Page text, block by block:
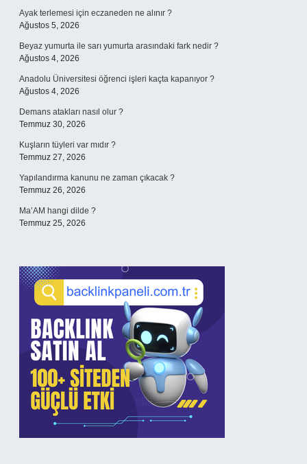
Ayak terlemesi için eczaneden ne alınır ?
Ağustos 5, 2026
Beyaz yumurta ile sarı yumurta arasındaki fark nedir ?
Ağustos 4, 2026
Anadolu Üniversitesi öğrenci işleri kaçta kapanıyor ?
Ağustos 4, 2026
Demans atakları nasıl olur ?
Temmuz 30, 2026
Kuşların tüyleri var mıdır ?
Temmuz 27, 2026
Yapılandırma kanunu ne zaman çıkacak ?
Temmuz 26, 2026
Ma’AM hangi dilde ?
Temmuz 25, 2026